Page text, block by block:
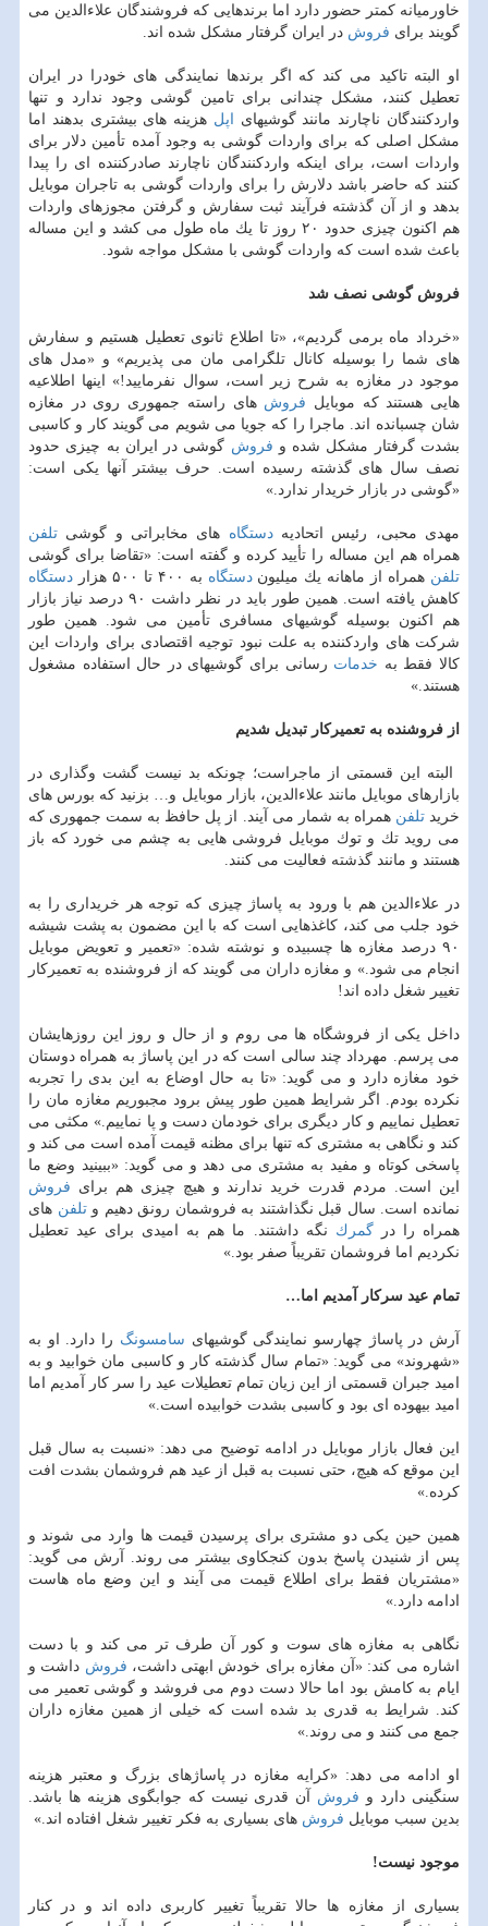
خاورمیانه كمتر حضور دارد ‏اما برندهایی كه فروشندگان علاءالدین می
گویند برای فروش در ایران گرفتار مشكل شده اند.
او البته تاكید می كند كه اگر برندها نمایندگی های خودرا در ایران
تعطیل كنند، مشكل چندانی برای ‏تامین گوشی وجود ندارد و تنها
واردكنندگان ناچارند مانند گوشیهای اپل هزینه های بیشتری بدهند اما
‏مشكل اصلی كه برای واردات گوشی به وجود آمده تأمین دلار برای
واردات است، برای اینكه واردكنندگان ‏ناچارند صادركننده ای را پیدا
كنند كه حاضر باشد دلارش را برای واردات گوشی به تاجران موبایل
‏بدهد و از آن گذشته فرآیند ثبت سفارش و گرفتن مجوزهای واردات
هم اكنون چیزی حدود ۲۰ ‏روز تا یك ماه طول می كشد و این مساله
باعث شده است كه واردات گوشی با مشكل مواجه شود.
فروش گوشی نصف شد
«خرداد ماه برمی گردیم»، «تا اطلاع ثانوی تعطیل هستیم و سفارش
های شما را بوسیله كانال ‏تلگرامی مان می پذیریم» و «مدل های
موجود در مغازه به شرح زیر است، سوال نفرمایید!» اینها ‏اطلاعیه
هایی هستند كه موبایل فروش های راسته جمهوری روی در مغازه
شان چسبانده اند. ماجرا را كه ‏جویا می شویم می گویند كار و كاسبی
بشدت گرفتار مشكل شده و فروش گوشی در ایران به چیزی ‏حدود
نصف سال های گذشته رسیده است. حرف بیشتر آنها یكی است:
«گوشی در بازار خریدار ندارد.»
مهدی محبی، رئیس اتحادیهدستگاه های مخابراتی و گوشی تلفن
همراه هم این مساله را تأیید كرده و ‏گفته است: «تقاضا برای گوشی
تلفن همراه از ماهانه یك میلیوندستگاه به ۴۰۰ تا ۵۰۰ هزار
دستگاه
‏كاهش یافته است. همین طور باید در نظر داشت ۹۰ درصد نیاز بازار
هم اكنون بوسیله گوشیهای ‏مسافری تأمین می شود. همین طور
شركت های واردكننده به علت نبود توجیه اقتصادی برای واردات این
‏كالا فقط به خدمات رسانی برای گوشیهای در حال استفاده مشغول
هستند‎.‎‏»
از فروشنده به تعمیركار تبدیل شدیم
‏ البته این قسمتی از ماجراست؛ چونكه بد نیست گشت وگذاری در
بازارهای موبایل مانند ‏علاءالدین، بازار موبایل و… بزنید كه بورس های
خریدتلفن همراه به شمار می آیند. از پل حافظ به سمت ‏جمهوری كه
می روید تك و توك موبایل فروشی هایی به چشم می خورد كه باز
هستند و مانند گذشته ‏فعالیت می كنند.
در علاءالدین هم با ورود به پاساژ چیزی كه توجه هر خریداری را به
خود جلب می كند، كاغذهایی است ‏كه با این مضمون به پشت شیشه
۹۰ درصد مغازه ها چسبیده و نوشته شده: «تعمیر و تعویض موبایل
‏انجام می شود.» و مغازه داران می گویند كه از فروشنده به تعمیركار
تغییر شغل داده اند!
داخل یكی از فروشگاه ها می روم و از حال و روز این روزهایشان
می پرسم. مهرداد چند سالی است ‏كه در این پاساژ به همراه دوستان
خود مغازه دارد و می گوید: «تا به حال اوضاع به این بدی را ‏تجربه
نكرده بودم. اگر شرایط همین طور پیش برود مجبوریم مغازه مان را
تعطیل نماییم و كار دیگری ‏برای خودمان دست و پا نماییم.» مكثی می
كند و نگاهی به مشتری كه تنها برای مظنه قیمت آمده است ‏می كند و
پاسخی كوتاه و مفید به مشتری می دهد و می گوید: «ببینید وضع ما
این است. مردم قدرت خرید ‏ندارند و هیچ چیزی هم برای فروش
نمانده است. سال قبل نگذاشتند به فروشمان رونق دهیم وتلفن ‏های
همراه را درگمرك نگه داشتند. ما هم به امیدی برای عید تعطیل
نكردیم اما فروشمان تقریباً ‏صفر بود.»‏
تمام عید سركار آمدیم اما…‏
آرش در پاساژ چهارسو نمایندگی گوشیهای سامسونگ را دارد. او به
«شهروند» می گوید: «تمام سال ‏گذشته كار و كاسبی مان خوابید و به
امید جبران قسمتی از این زیان تمام تعطیلات عید را سر كار آمدیم ‏اما
امید بیهوده ای بود و كاسبی بشدت خوابیده است.»
این فعال بازار موبایل در ادامه توضیح می دهد: «نسبت به سال قبل
این موقع كه هیچ، حتی نسبت به ‏قبل از عید هم فروشمان بشدت افت
كرده.»
همین حین یكی دو مشتری برای پرسیدن قیمت ها وارد می شوند و
پس از شنیدن پاسخ بدون ‏كنجكاوی بیشتر می روند. آرش می گوید:
«مشتریان فقط برای اطلاع قیمت می آیند و این وضع ماه ‏هاست
ادامه دارد.»‏
نگاهی به مغازه های سوت و كور آن طرف تر می كند و با دست
اشاره می كند: «آن مغازه برای ‏خودش ابهتی داشت، فروش داشت و
ایام به كامش بود اما حالا دست دوم می فروشد و گوشی تعمیر می
‏كند. شرایط به قدری بد شده است كه خیلی از همین مغازه داران
جمع می كنند و می روند.‏»
او ادامه می دهد: «كرایه مغازه در پاساژهای بزرگ و معتبر هزینه
سنگینی دارد و فروش آن قدری نیست ‏كه جوابگوی هزینه ها باشد.
بدین سبب موبایل فروش های بسیاری به فكر تغییر شغل افتاده اند.»‏
موجود نیست!
بسیاری از مغازه ها حالا تقریباً تغییر كاربری داده اند و در كنار